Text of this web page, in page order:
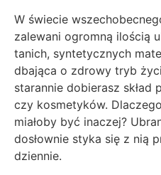
W świecie
zalewani ogromną ilością
tanich, syntetycznych
dbająca o zdrowy tryb
starannie dobierasz
czy kosmetyków.
miałoby być inaczej?
dosłownie styka się z nią
dziennie.